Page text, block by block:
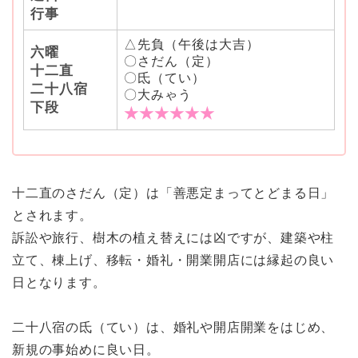
行事
六曜
十二直
二十八宿
下段
△先負（午後は大吉）
〇さだん（定）
〇氐（てい）
〇大みゃう
★★★★★★
十二直のさだん（定）は「善悪定まってとどまる日」
とされます。
訴訟や旅行、樹木の植え替えには凶ですが、建築や柱
立て、棟上げ、移転・婚礼・開業開店には縁起の良い
日となります。
二十八宿の氐（てい）は、婚礼や開店開業をはじめ、
新規の事始めに良い日。